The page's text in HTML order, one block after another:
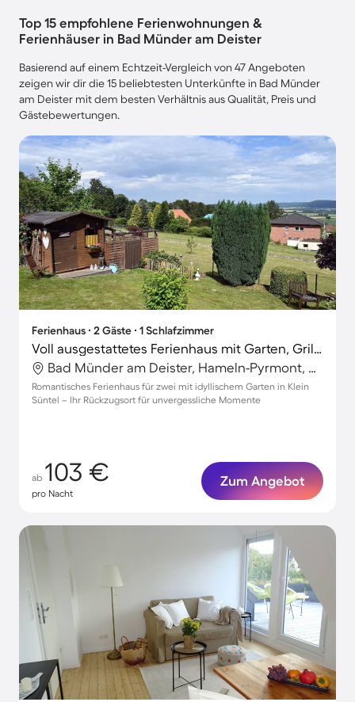
Top 15 empfohlene Ferienwohnungen &
Ferienhäuser in Bad Münder am Deister
Basierend auf einem Echtzeit-Vergleich von 47 Angeboten
zeigen wir dir die 15 beliebtesten Unterkünfte in Bad Münder
am Deister mit dem besten Verhältnis aus Qualität, Preis und
Gästebewertungen.
Ferienhaus ∙ 2 Gäste ∙ 1 Schlafzimmer
Voll ausgestattetes Ferienhaus mit Garten, Grill und Terrasse
Bad Münder am Deister, Hameln-Pyrmont, Deutschland
Romantisches Ferienhaus für zwei mit idyllischem Garten in Klein
Süntel – Ihr Rückzugsort für unvergessliche Momente
ab 103 €
pro Nacht
Zum Angebot